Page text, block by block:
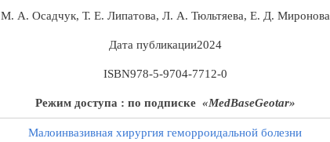
М. А. Осадчук, Т. Е. Липатова, Л. А. Тюльтяева, Е. Д. Миронова
Дата публикации2024
ISBN978-5-9704-7712-0
Режим доступа : по подписке «MedBaseGeotar»
Малоинвазивная хирургия геморроидальной болезни